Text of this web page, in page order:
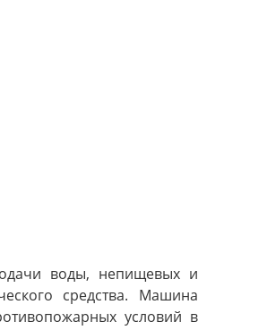
воды, непищевых и
средства. Машина
условий в